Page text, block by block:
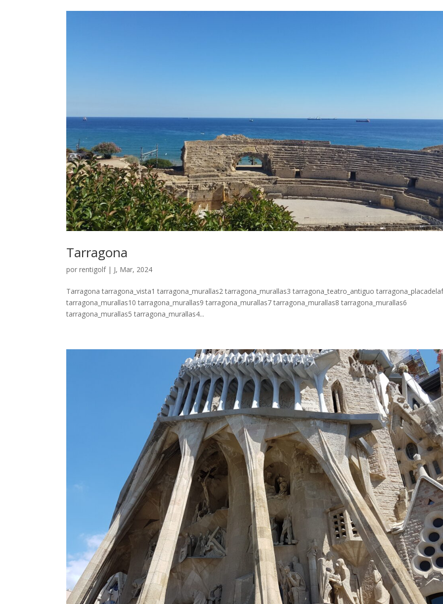
Tarragona
porrentigolf| J, Mar, 2024
Tarragona tarragona_vista1 tarragona_murallas2 tarragona_murallas3 tarragona_teatro_antiguo
tarragona_murallas10 tarragona_murallas9 tarragona_murallas7 tarragona_murallas8 tarragona_murallas6
tarragona_murallas5 tarragona_murallas4...